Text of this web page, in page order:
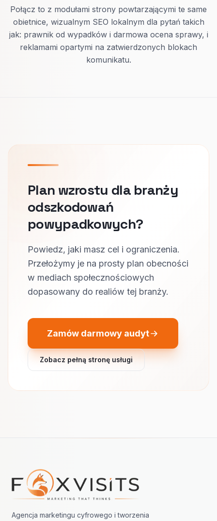
Połącz to z modułami strony powtarzającymi te same
obietnice, wizualnym SEO lokalnym dla pytań takich
jak: prawnik od wypadków i darmowa ocena sprawy, i
reklamami opartymi na zatwierdzonych blokach
komunikatu.
Plan wzrostu dla branży
odszkodowań
powypadkowych?
Powiedz, jaki masz cel i ograniczenia.
Przełożymy je na prosty plan obecności
w mediach społecznościowych
dopasowany do realiów tej branży.
Zamów darmowy audyt
Zobacz pełną stronę usługi
Nawigacja w stopce
Agencja marketingu cyfrowego i tworzenia